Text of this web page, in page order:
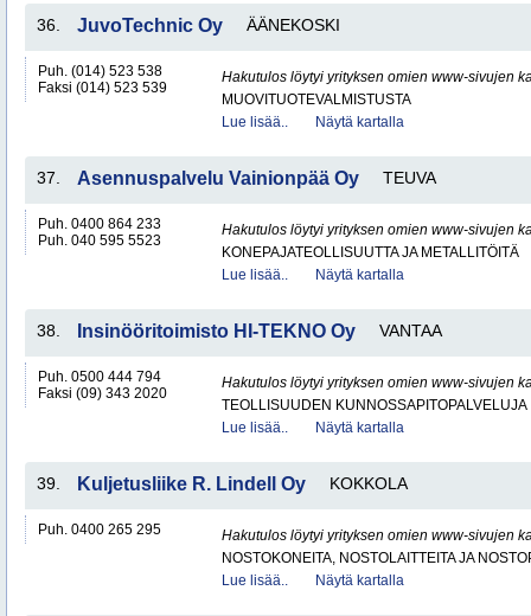
36. JuvoTechnic Oy ÄÄNEKOSKI
Puh. (014) 523 538
Faksi (014) 523 539
Hakutulos löytyi yrityksen omien www-sivujen
MUOVITUOTEVALMISTUSTA
Lue lisää..
Näytä kartalla
37. Asennuspalvelu Vainionpää Oy TEUVA
Puh. 0400 864 233
Puh. 040 595 5523
Hakutulos löytyi yrityksen omien www-sivujen
KONEPAJATEOLLISUUTTA JA METALLITÖITÄ
Lue lisää..
Näytä kartalla
38. Insinööritoimisto HI-TEKNO Oy VANTAA
Puh. 0500 444 794
Faksi (09) 343 2020
Hakutulos löytyi yrityksen omien www-sivujen
TEOLLISUUDEN KUNNOSSAPITOPALVELUJA
Lue lisää..
Näytä kartalla
39. Kuljetusliike R. Lindell Oy KOKKOLA
Puh. 0400 265 295
Hakutulos löytyi yrityksen omien www-sivujen
NOSTOKONEITA, NOSTOLAITTEITA JA
Lue lisää..
Näytä kartalla